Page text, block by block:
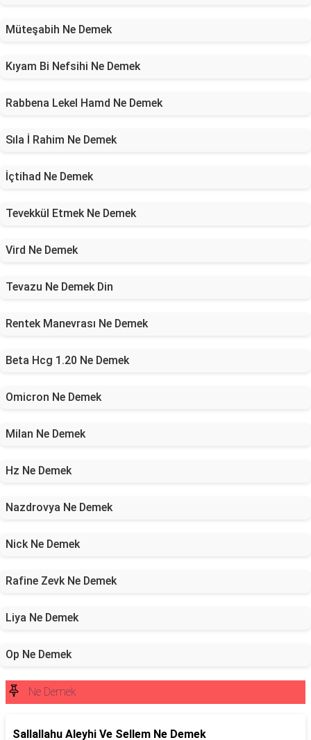
Müteşabih Ne Demek
Kıyam Bi Nefsihi Ne Demek
Rabbena Lekel Hamd Ne Demek
Sıla İ Rahim Ne Demek
İçtihad Ne Demek
Tevekkül Etmek Ne Demek
Vird Ne Demek
Tevazu Ne Demek Din
Rentek Manevrası Ne Demek
Beta Hcg 1.20 Ne Demek
Omicron Ne Demek
Milan Ne Demek
Hz Ne Demek
Nazdrovya Ne Demek
Nick Ne Demek
Rafine Zevk Ne Demek
Liya Ne Demek
Op Ne Demek
Ne Demek
Sallallahu Aleyhi Ve Sellem Ne Demek